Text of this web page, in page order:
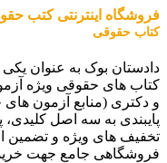
فروشگاه اینترنتی کتب
کتاب حقوقی
دادستان بوک به عنوان یکی
کتاب های حقوقی ویژه
و دکتری (منابع آزمون های
پایبندی به سه اصل
تخفیف های ویژه و تضمین
فروشگاهی جامع جهت